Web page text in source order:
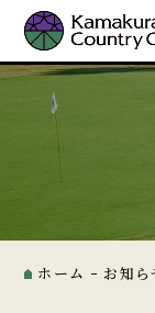
ホーム お知ら